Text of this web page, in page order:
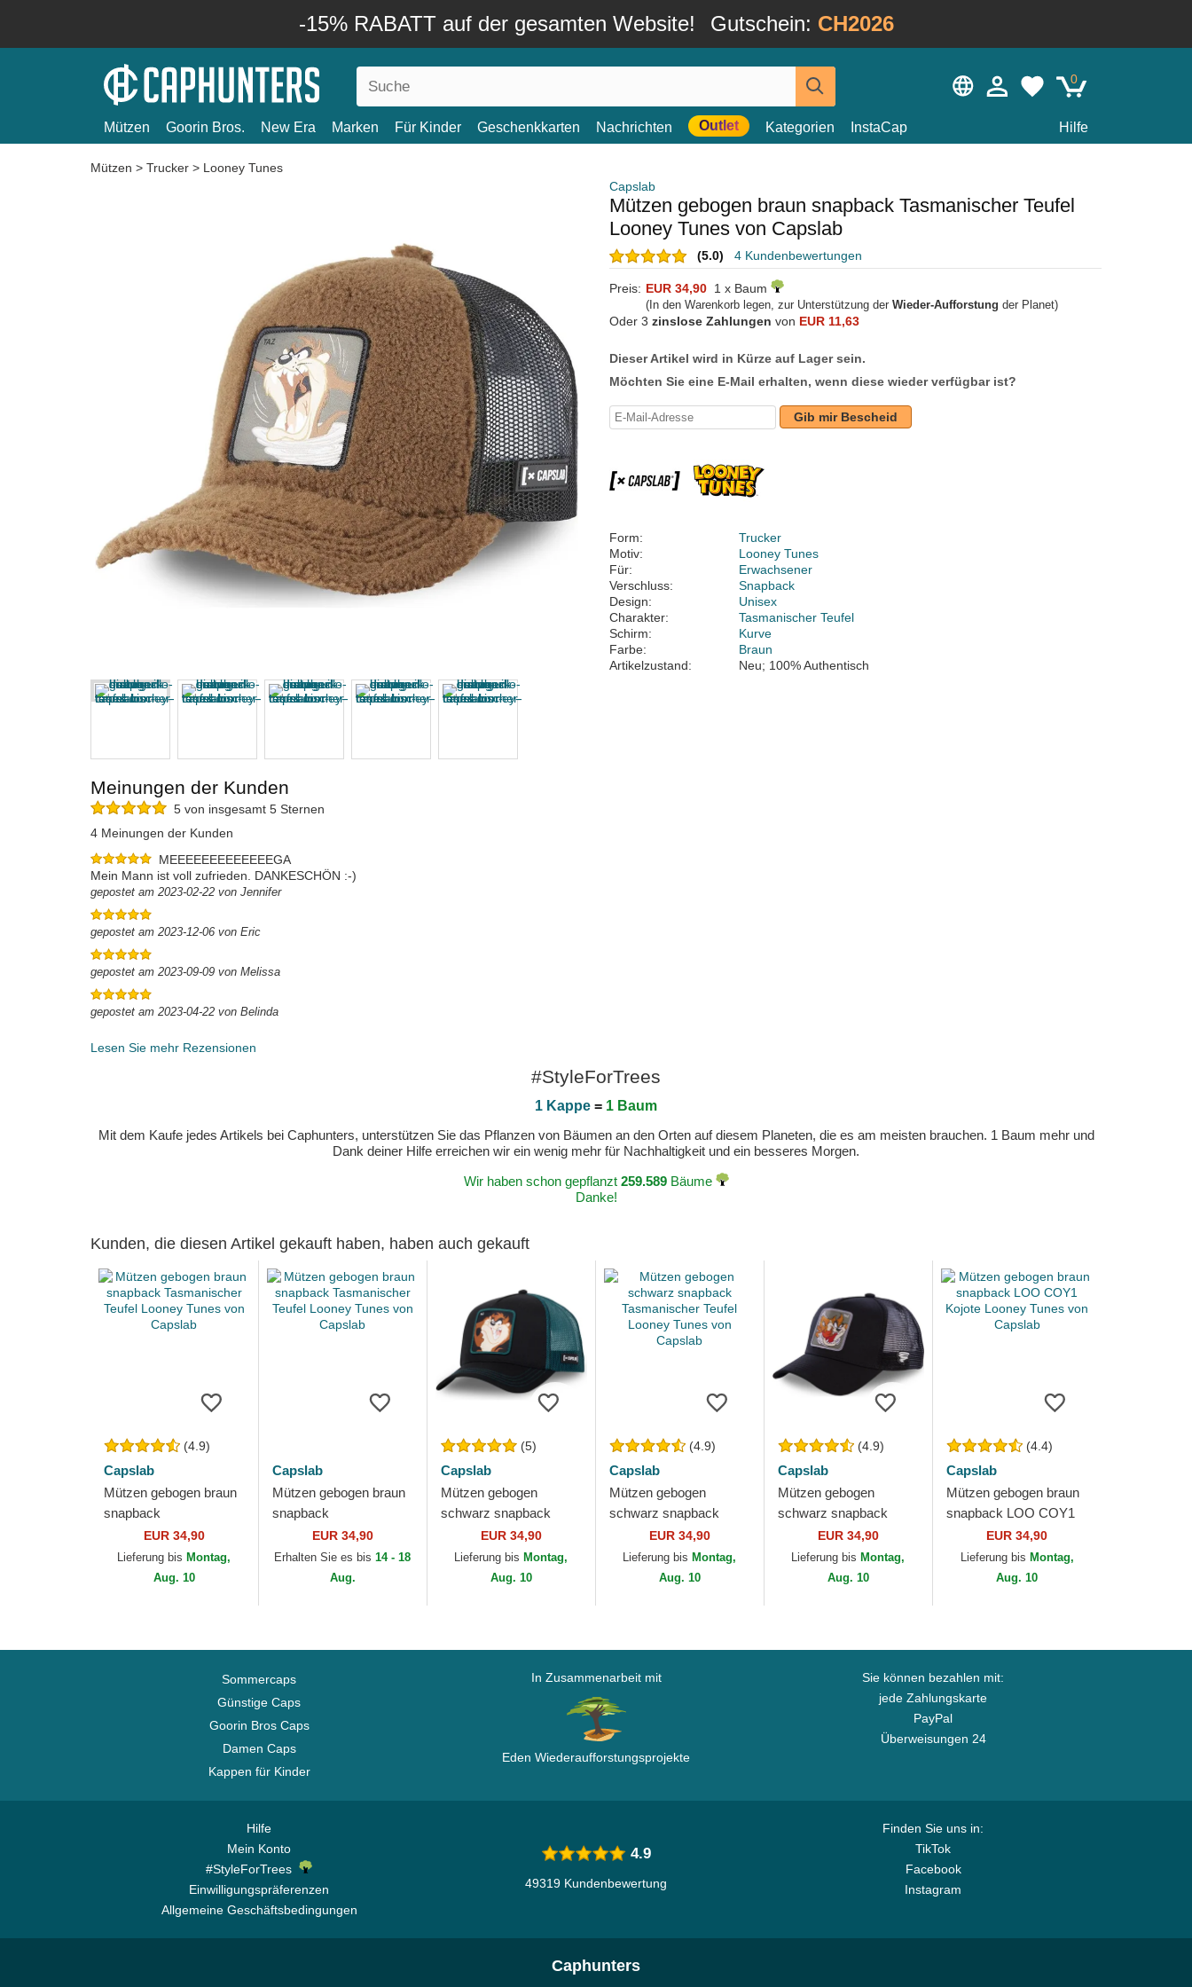
-15% RABATT auf der gesamten Website! Gutschein: CH2026
0
Mützen Goorin Bros. New Era Marken Für Kinder Geschenkkarten Nachrichten Outlet Kategorien InstaCap Hilfe
Mützen > Trucker > Looney Tunes
Capslab
Mützen gebogen braun snapback Tasmanischer Teufel
Looney Tunes von Capslab
(5.0) 4 Kundenbewertungen
Preis: EUR 34,90 1 x Baum
(In den Warenkorb legen, zur Unterstützung der Wieder-Aufforstung der Planet)
Oder 3 zinslose Zahlungen von EUR 11,63
Dieser Artikel wird in Kürze auf Lager sein.
Möchten Sie eine E-Mail erhalten, wenn diese wieder verfügbar ist?
Gib mir Bescheid
Form:
Trucker
Motiv:
Looney Tunes
Für:
Erwachsener
Verschluss:
Snapback
Design:
Unisex
Charakter:
Tasmanischer Teufel
Schirm:
Kurve
Farbe:
Braun
Artikelzustand:
Neu; 100% Authentisch
Meinungen der Kunden
5 von insgesamt 5 Sternen
4 Meinungen der Kunden
MEEEEEEEEEEEEEGA
Mein Mann ist voll zufrieden. DANKESCHÖN :-)
gepostet am 2023-02-22 von Jennifer
gepostet am 2023-12-06 von Eric
gepostet am 2023-09-09 von Melissa
gepostet am 2023-04-22 von Belinda
Lesen Sie mehr Rezensionen
#StyleForTrees
1 Kappe = 1 Baum
Mit dem Kaufe jedes Artikels bei Caphunters, unterstützen Sie das Pflanzen von Bäumen an den Orten auf diesem Planeten, die es am meisten brauchen. 1 Baum mehr und
Dank deiner Hilfe erreichen wir ein wenig mehr für Nachhaltigkeit und ein besseres Morgen.
Wir haben schon gepflanzt 259.589Bäume
Danke!
Kunden, die diesen Artikel gekauft haben, haben auch gekauft
(4.9)
Capslab
Mützen gebogen braun
snapback
Tasmanischer Teufel
Looney Tunes von
EUR 34,90
Lieferung bis Montag,
Aug. 10
Capslab
Mützen gebogen braun
snapback
Tasmanischer Teufel
Looney Tunes von
EUR 34,90
Erhalten Sie es bis14 - 18
Aug.
(5)
Capslab
Mützen gebogen
schwarz snapback
Tasmanischer Teufel
Looney Tunes von
EUR 34,90
Lieferung bis Montag,
Aug. 10
(4.9)
Capslab
Mützen gebogen
schwarz snapback
Tasmanischer Teufel
Looney Tunes von
EUR 34,90
Lieferung bis Montag,
Aug. 10
(4.9)
Capslab
Mützen gebogen
schwarz snapback
Tasmanischer Teufel
Looney Tunes von
EUR 34,90
Lieferung bis Montag,
Aug. 10
(4.4)
Capslab
Mützen gebogen braun
snapback LOO COY1
Kojote Looney Tunes
von Capslab
EUR 34,90
Lieferung bis Montag,
Aug. 10
Sommercaps
Günstige Caps
Goorin Bros Caps
Damen Caps
Kappen für Kinder
In Zusammenarbeit mit
Eden Wiederaufforstungsprojekte
Sie können bezahlen mit:
jede Zahlungskarte
PayPal
Überweisungen 24
Hilfe
Mein Konto
#StyleForTrees
Einwilligungspräferenzen
Allgemeine Geschäftsbedingungen
Finden Sie uns in:
TikTok
Facebook
Instagram
4.9
49319 Kundenbewertung
Caphunters